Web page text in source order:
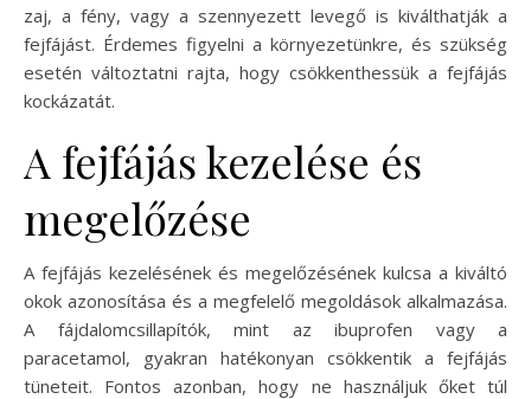
zaj, a fény, vagy a szennyezett levegő is kiválthatják a
fejfájást. Érdemes figyelni a környezetünkre, és szükség
esetén változtatni rajta, hogy csökkenthessük a fejfájás
kockázatát.
A fejfájás kezelése és
megelőzése
A fejfájás kezelésének és megelőzésének kulcsa a kiváltó
okok azonosítása és a megfelelő megoldások alkalmazása.
A fájdalomcsillapítók, mint az ibuprofen vagy a
paracetamol, gyakran hatékonyan csökkentik a fejfájás
tüneteit. Fontos azonban, hogy ne használjuk őket túl